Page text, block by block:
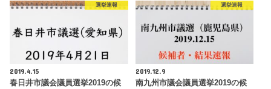
選挙速報
2019.4.15
春日井市議会議員選挙2019の候
選挙速報
2019.12.9
南九州市議会議員選挙2019の候